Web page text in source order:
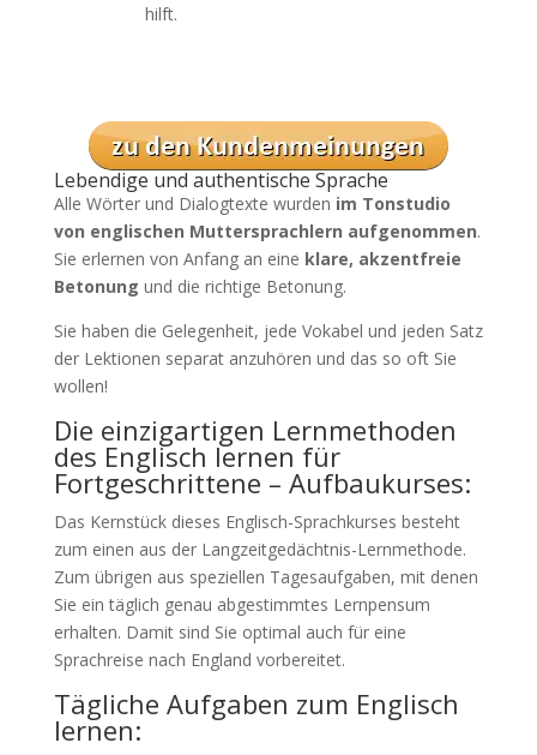
hilft.
Lebendige und authentische Sprache
Alle Wörter und Dialogtexte wurden im Tonstudio
von englischen Muttersprachlern aufgenommen.
Sie erlernen von Anfang an eine klare, akzentfreie
Betonung und die richtige Betonung.
Sie haben die Gelegenheit, jede Vokabel und jeden Satz
der Lektionen separat anzuhören und das so oft Sie
wollen!
Die einzigartigen Lernmethoden
des Englisch lernen für
Fortgeschrittene – Aufbaukurses:
Das Kernstück dieses Englisch-Sprachkurses besteht
zum einen aus der Langzeitgedächtnis-Lernmethode.
Zum übrigen aus speziellen Tagesaufgaben, mit denen
Sie ein täglich genau abgestimmtes Lernpensum
erhalten. Damit sind Sie optimal auch für eine
Sprachreise nach England vorbereitet.
Tägliche Aufgaben zum Englisch
lernen: